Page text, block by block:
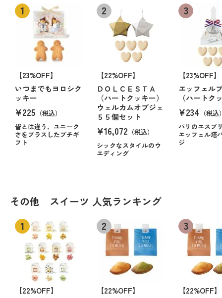
【23%OFF】
いつまでもヨロシク
ッキー
¥225 （税込）
皆とは違う、ユニーク
さをプラスしたプチギ
フト
【22%OFF】
ＤＯＬＣＥＳＴＡ
（ハートクッキー）
ウェルカムオブジェ
５５個セット
¥16,072 （税込）
シックなスタイルのウ
エディング
【23%OFF】
エッフェル
（ハートク
¥234 （税込
パリのエスプ
エッフェル塔
ジ
その他 スイーツ 人気ランキング
【22%OFF】
【22%OFF】
【22%OFF】